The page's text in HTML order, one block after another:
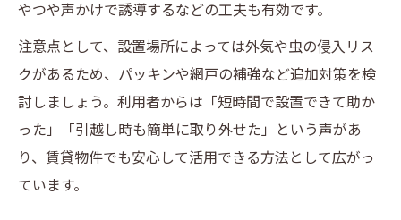
やつや声かけで誘導するなどの工夫も有効です。
注意点として、設置場所によっては外気や虫の侵入リス
クがあるため、パッキンや網戸の補強など追加対策を検
討しましょう。利用者からは「短時間で設置できて助か
った」「引越し時も簡単に取り外せた」という声があ
り、賃貸物件でも安心して活用できる方法として広がっ
ています。